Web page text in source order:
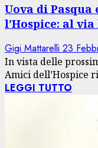
Uova di
l’Hospice: al
Gigi Mattarelli 23
In vista delle
Amici dell’Hospice
LEGGI TUTTO